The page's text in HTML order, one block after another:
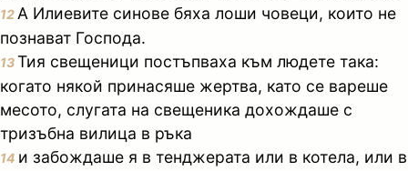
12 А Илиевите синове бяха лоши човеци, които не
познават Господа.
13Тия свещеници постъпваха към людете така:
когато някой принасяше жертва, като се вареше
месото, слугата на свещеника дохождаше с
тризъбна вилица в ръка
14 и забождаше я в тенджерата или в котела, или в